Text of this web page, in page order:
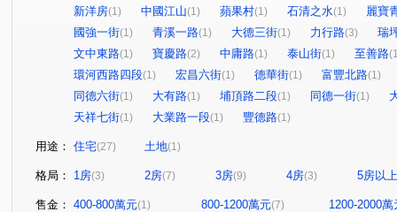
新洋房(1) 中國江山(1) 蘋果村(1) 石清之水(1)
麗寶
國強一街(1) 青溪一路(1) 大德三街(1) 力行路(3)
瑞
文中東路(1) 寶慶路(2) 中庸路(1) 泰山街(1) 至善路
環河西路四段(1) 宏昌六街(1) 德華街(1) 富豐北路(1)
同德六街(1) 大有路(1) 埔頂路二段(1) 同德一街(1)
天祥七街(1) 大業路一段(1) 豐德路(1)
用途： 住宅(27) 土地(1)
格局： 1房(3) 2房(7) 3房(9) 4房(3) 5房以上
售金： 400-800萬元(1) 800-1200萬元(7) 1200-2000萬